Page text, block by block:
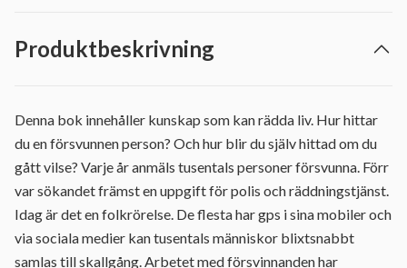
Produktbeskrivning
Denna bok innehåller kunskap som kan rädda liv. Hur hittar
du en försvunnen person? Och hur blir du själv hittad om du
gått vilse? Varje år anmäls tusentals personer försvunna. Förr
var sökandet främst en uppgift för polis och räddningstjänst.
Idag är det en folkrörelse. De flesta har gps i sina mobiler och
via sociala medier kan tusentals människor blixtsnabbt
samlas till skallgång. Arbetet med försvinnanden har